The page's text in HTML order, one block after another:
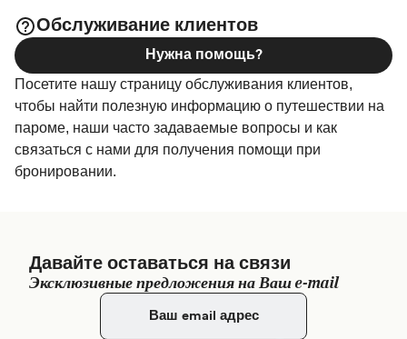
Обслуживание клиентов
Посетите нашу страницу обслуживания клиентов,
чтобы найти полезную информацию о путешествии на
пароме, наши часто задаваемые вопросы и как
связаться с нами для получения помощи при
бронировании.
Нужна помощь?
Давайте оставаться на связи
Эксклюзивные предложения на Ваш e-mail